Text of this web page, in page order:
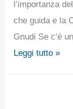
l’importanza
che guida e la
Gnudi Se c’è
Leggi tutto »